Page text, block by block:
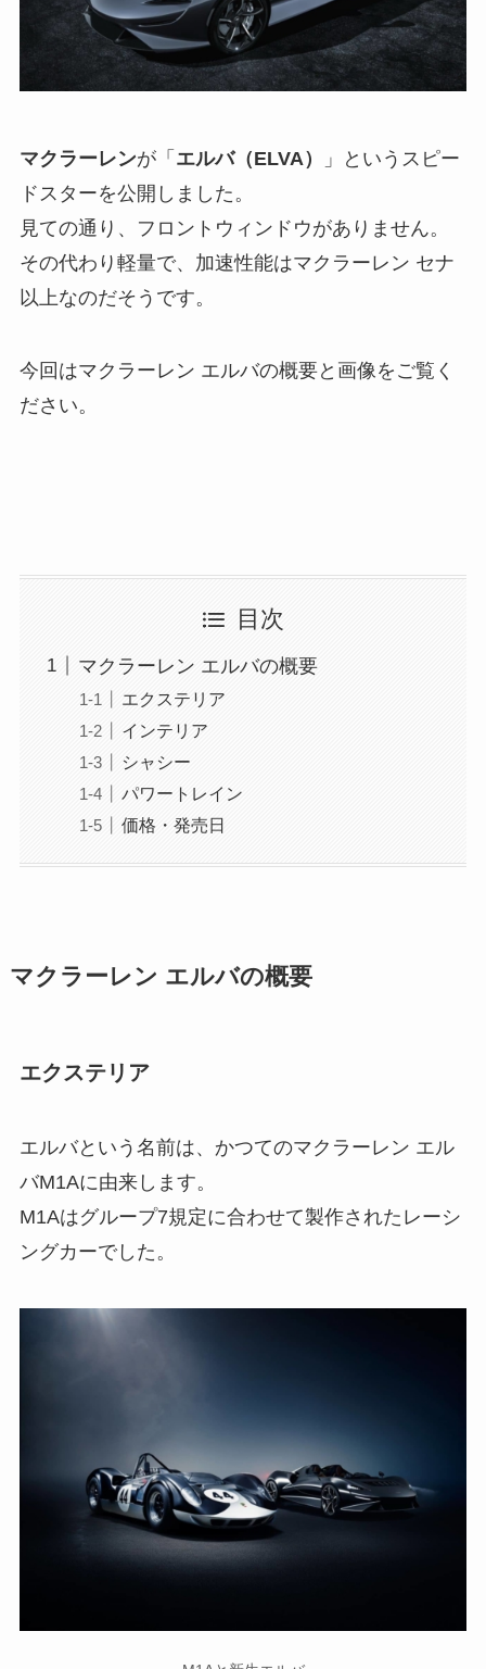
マクラーレンが「 エルバ（ELVA）
」というスピー
ドスターを公開しました。
見ての通り、フロントウィンドウがありません。
その代わり軽量で、加速性能はマクラーレン セナ
以上なのだそうです。
今回はマクラーレン エルバの概要と画像をご覧く
ださい。
目次
マクラーレン エルバの概要
エクステリア
インテリア
シャシー
パワートレイン
価格・発売日
マクラーレン エルバの概要
エクステリア
エルバという名前は、かつてのマクラーレン エル
バM1Aに由来します。
M1Aはグループ7規定に合わせて製作されたレーシ
ングカーでした。